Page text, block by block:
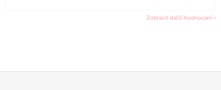
Zobrazit další hodnocení